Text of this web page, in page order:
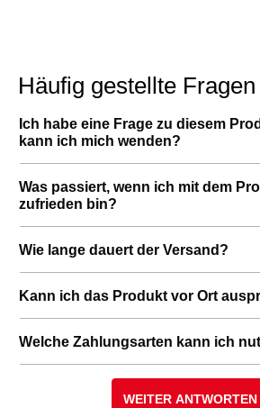
Häufig gestellte Fragen
Ich habe eine Frage zu diesem
kann ich mich wenden?
Was passiert, wenn ich mit dem
zufrieden bin?
Wie lange dauert der Versand?
Kann ich das Produkt vor Ort
Welche Zahlungsarten kann ich
WEITER ANTWORTEN